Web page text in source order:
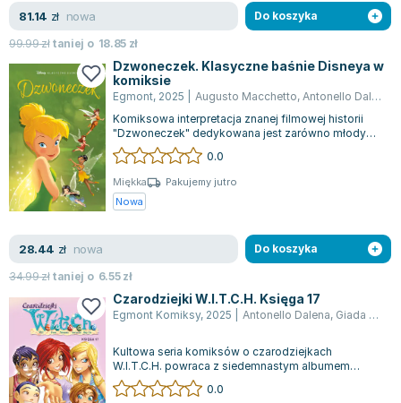
Ajahn Brahm
Lucinda Riley
Jacek Walkiewicz
81.14 zł nowa
99.99złtaniej o 18.85 zł
Do koszyka
Dzwoneczek. Klasyczne baśnie Disneya w
komiksie
Egmont, 2025 Augusto Macchetto, Antonello Dalena
Komiksowa interpretacja znanej filmowej historii
"Dzwoneczek" dedykowana jest zarówno młodym,
jak i starszym odbiorcom. W tej opow...
0.0
Miękka
Pakujemy jutro
Nowa
28.44 zł nowa
34.99złtaniej o 6.55zł
Do koszyka
Czarodziejki W.I.T.C.H. Księga 17
Egmont Komiksy, 2025 Antonello Dalena, Giada Perissinotto
Kultowa seria komiksów o czarodziejkach
W.I.T.C.H. powraca z siedemnastym albumem
zbiorczym, który ponownie zaprasza do świata
mag...
0.0